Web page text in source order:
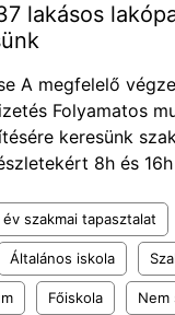
lakásos
A megfelelő
Folyamatos
keresünk
8h és
szakmai tapasztalat
Általános iskola
Főiskola Nem